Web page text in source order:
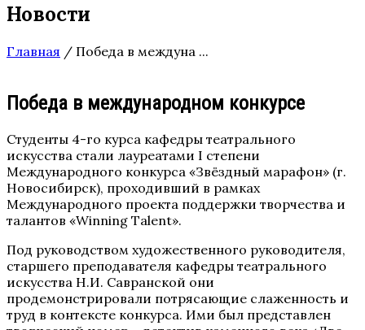
Новости
Главная / Победа в междуна ...
Победа в международном конкурсе
Студенты 4-го курса кафедры театрального
искусства стали лауреатами I степени
Международного конкурса «Звёздный марафон» (г.
Новосибирск), проходивший в рамках
Международного проекта поддержки творчества и
талантов «Winning Talent».
Под руководством художественного руководителя,
старшего преподавателя кафедры театрального
искусства Н.И. Савранской они
продемонстрировали потрясающие слаженность и
труд в контексте конкурса. Ими был представлен